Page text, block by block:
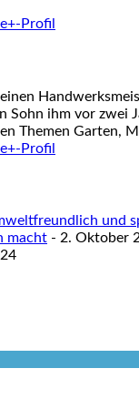
Sohn ihm vor
Themen
und
macht - 2. Oktober